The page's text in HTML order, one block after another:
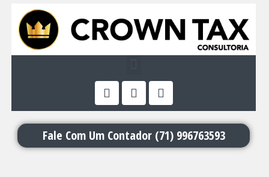
Fale Com Um Contador (71) 996763593